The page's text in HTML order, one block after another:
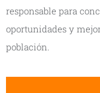
responsable para
oportunidades y
población.